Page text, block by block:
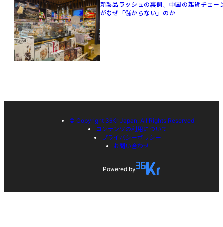
新製品ラッシュの裏側、中国の雑貨チェー
がなぜ「儲からない」のか
© Copyright 36Kr Japan, All Rights Reserved
コンテンツの利用について
プライバシーポリシー
お問い合わせ
Powered by